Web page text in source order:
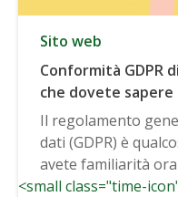
Sito web
Conformità GDPR
che dovete sapere
Il regolamento
dati (GDPR) è
avete familiarità ora
<small class="time-